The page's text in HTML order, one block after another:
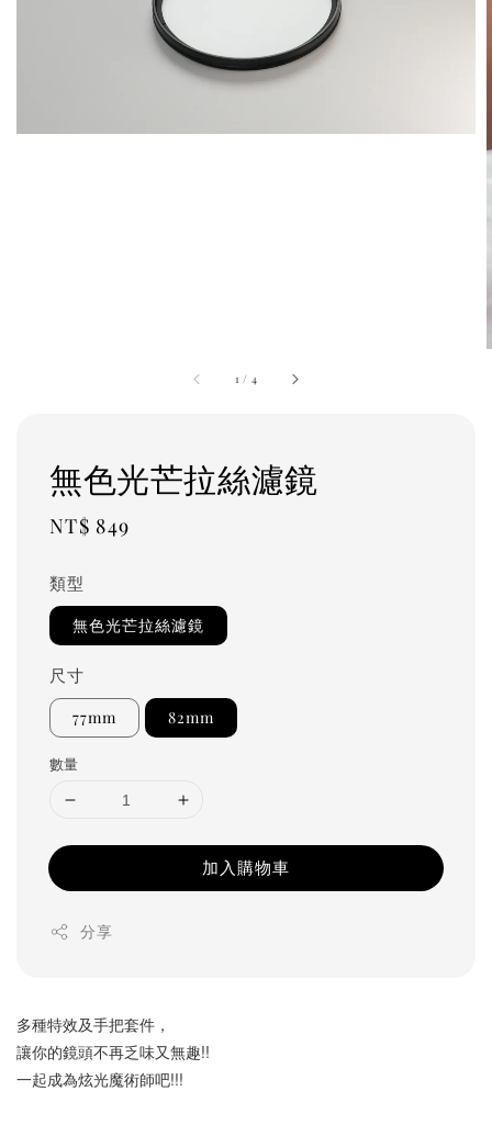
1 / 4
無色光芒拉絲濾鏡
Regular
NT$ 849
類型
無色光芒拉絲濾鏡
尺寸
77mm 82mm
數量
加入購物車
分享
多種特效及手把套件，
讓你的鏡頭不再乏味又無趣!!
一起成為炫光魔術師吧!!!